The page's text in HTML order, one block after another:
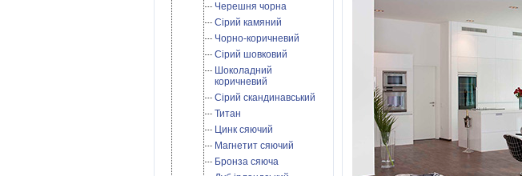
Черешня чорна
Сірий камяний
Чорно-коричневий
Сірий шовковий
Шоколадний
коричневий
Сірий скандинавський
Титан
Цинк сяючий
Магнетит сяючий
Бронза сяюча